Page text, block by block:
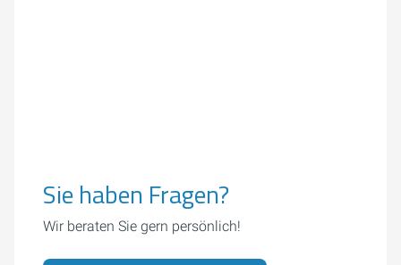
Sie haben Fragen?
Wir beraten Sie gern persönlich!